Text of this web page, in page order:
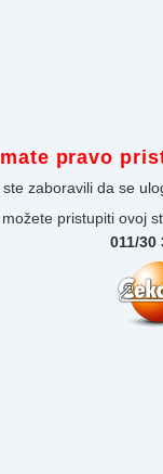
pravo
ste zaboravili da se
pristupiti ovoj
011/30